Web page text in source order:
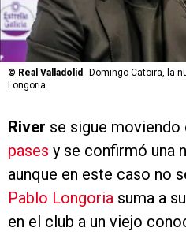
© Real Valladolid
Domingo Catoira, la
Longoria.
River se sigue moviendo
pases y se confirmó una
aunque en este caso no
Pablo Longoria suma a
en el club a un viejo